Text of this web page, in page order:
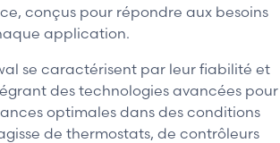
conçus pour répondre aux besoins
application.
se caractérisent par leur fiabilité et
des technologies avancées pour
optimales dans des conditions
de thermostats, de contrôleurs